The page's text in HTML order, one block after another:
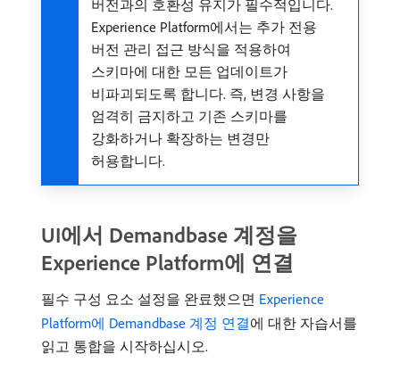
버전과의 호환성 유지가 필수적입니다.
Experience Platform에서는 추가 전용
버전 관리 접근 방식을 적용하여
스키마에 대한 모든 업데이트가
비파괴되도록 합니다. 즉, 변경 사항을
엄격히 금지하고 기존 스키마를
강화하거나 확장하는 변경만
허용합니다.
UI에서 Demandbase 계정을
Experience Platform에 연결
필수 구성 요소 설정을 완료했으면 Experience
Platform에 Demandbase 계정 연결에 대한 자습서를
읽고 통합을 시작하십시오.